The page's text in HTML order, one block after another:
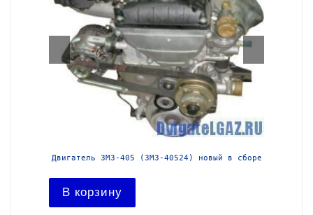
Двигатель ЗМЗ-405 (ЗМЗ-40524) новый в сборе
В корзину